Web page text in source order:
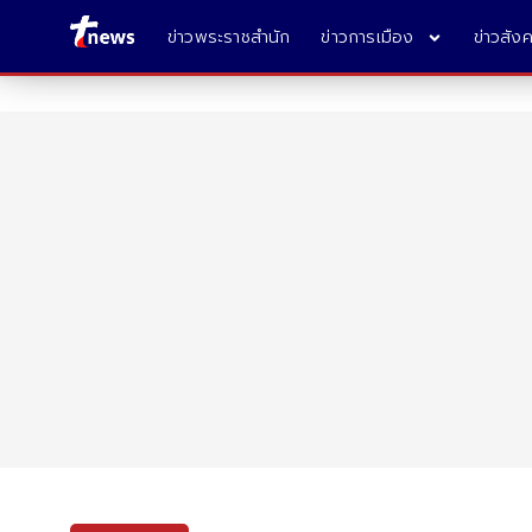
ข่าวพระราชสำนัก ข่าวการเมือง ข่าวสัง